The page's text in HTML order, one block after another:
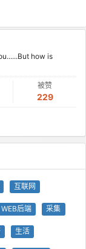
how is
被赞
229
互联网
WEB后端 采集
生活